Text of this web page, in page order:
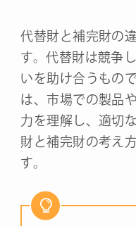
代替財と補完財の
す。代替財は競争
いを助け合うもの
は、市場での製品
力を理解し、適切
財と補完財の考え
す。